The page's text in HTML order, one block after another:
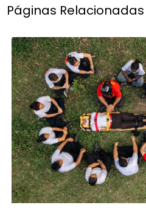
Páginas Relacionadas